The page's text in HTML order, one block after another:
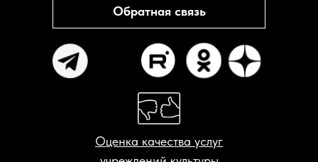
Оценка качества услуг
Обратная связь